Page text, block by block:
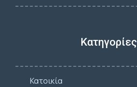
Κατηγορίες
Κατοικία